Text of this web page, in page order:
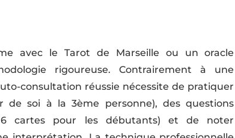
avec le Tarot de Marseille ou un oracle
rigoureuse. Contrairement à une
consultation réussie nécessite de pratiquer
de soi à la 3ème personne), des questions
cartes pour les débutants) et de noter